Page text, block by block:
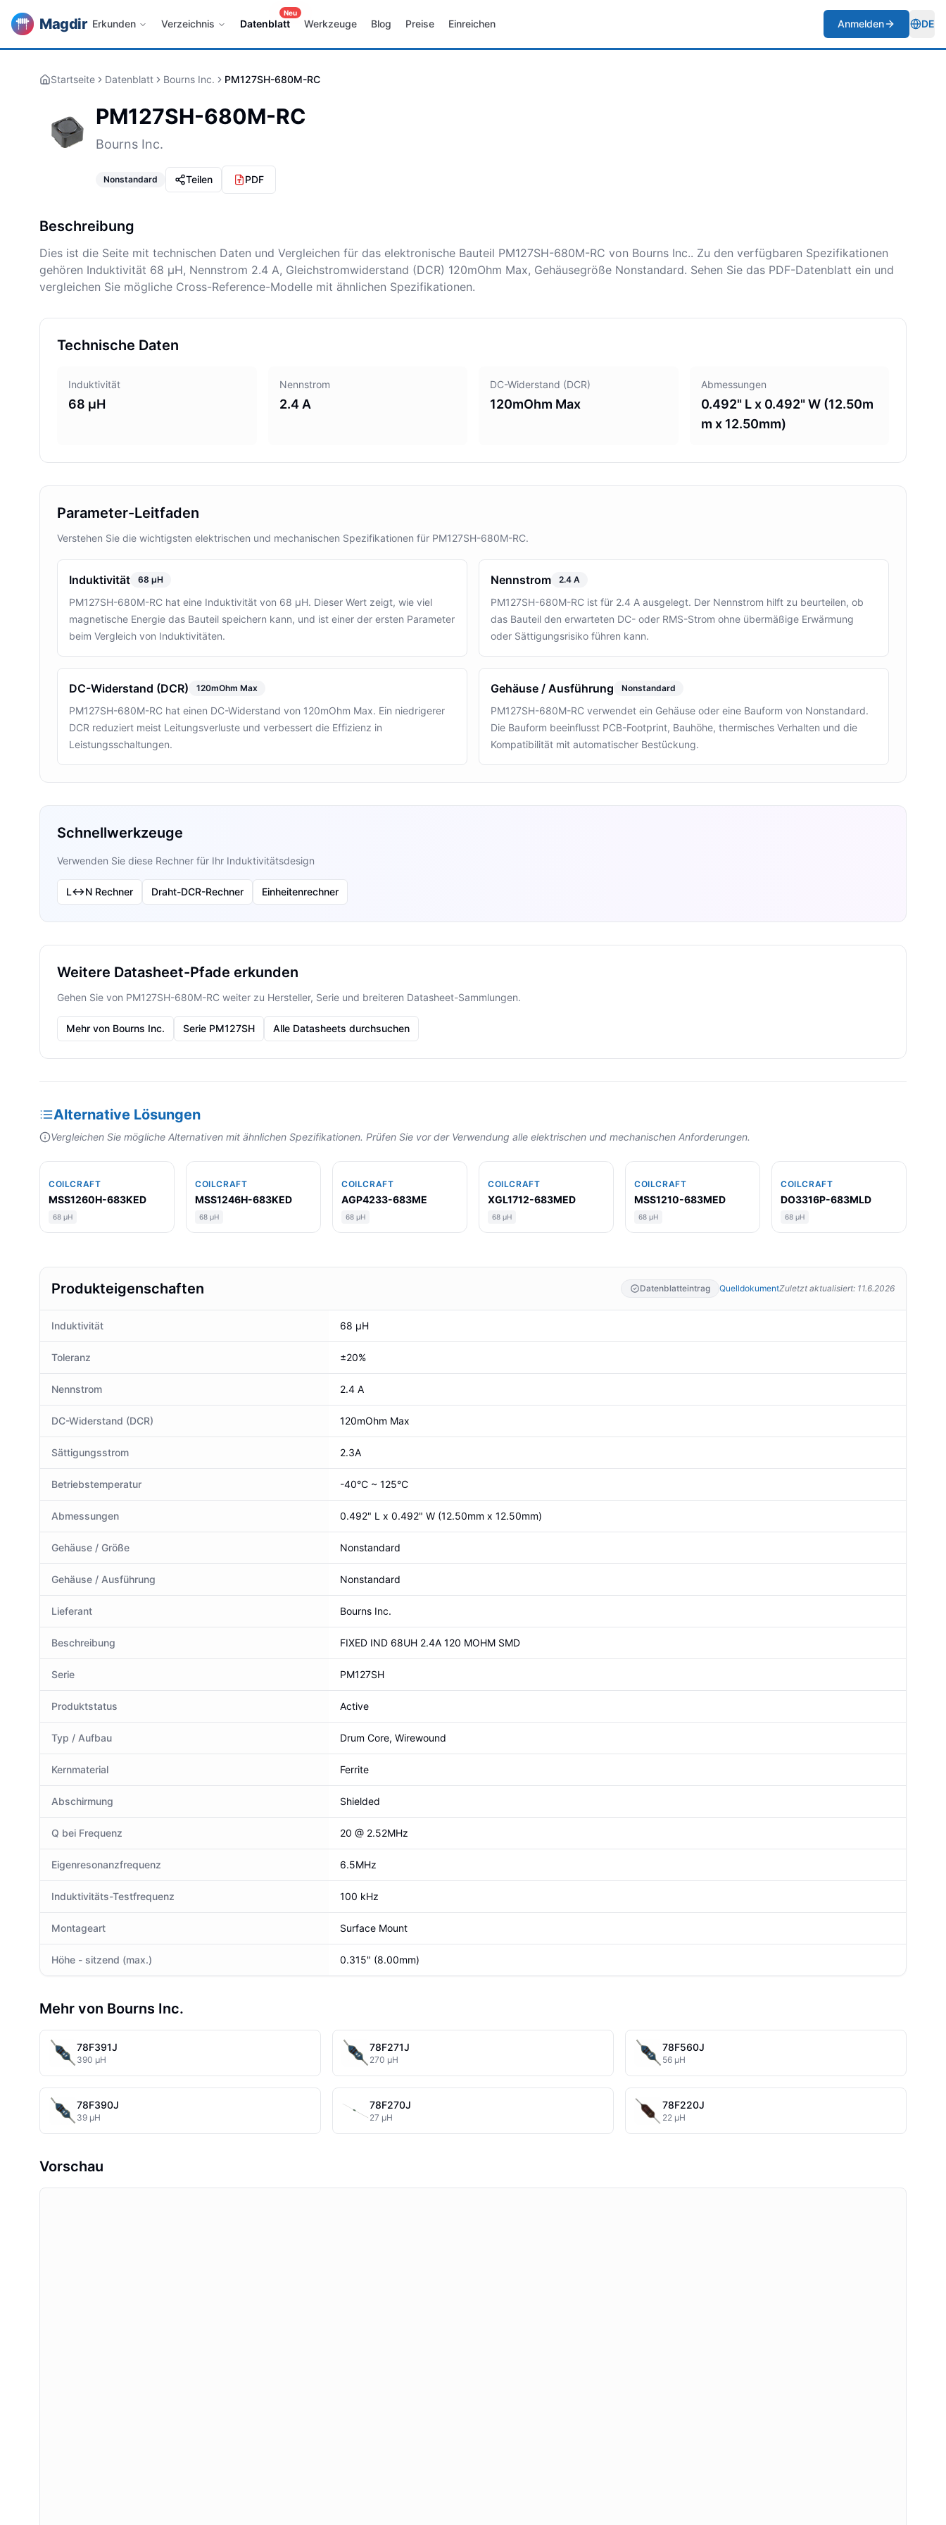
Magdir Erkunden Verzeichnis Datenblatt
Neu
Werkzeuge Blog Preise Einreichen Anmelden DE
Startseite Datenblatt Bourns Inc. PM127SH-680M-RC
PM127SH-680M-RC
Bourns Inc.
Nonstandard Teilen PDF
Beschreibung
Dies ist die Seite mit technischen Daten und Vergleichen für das elektronische Bauteil PM127SH-680M-RC von Bourns Inc.. Zu den verfügbaren Spezifikationen
gehören Induktivität 68 µH, Nennstrom 2.4 A, Gleichstromwiderstand (DCR) 120mOhm Max, Gehäusegröße Nonstandard. Sehen Sie das PDF-Datenblatt ein und
vergleichen Sie mögliche Cross-Reference-Modelle mit ähnlichen Spezifikationen.
Technische Daten
Induktivität
68 µH
Nennstrom
2.4 A
DC-Widerstand (DCR)
120mOhm Max
Abmessungen
0.492" L x 0.492" W (12.50m
m x 12.50mm)
Parameter-Leitfaden
Verstehen Sie die wichtigsten elektrischen und mechanischen Spezifikationen für PM127SH-680M-RC.
Induktivität 68 µH
PM127SH-680M-RC hat eine Induktivität von 68 µH. Dieser Wert zeigt, wie viel
magnetische Energie das Bauteil speichern kann, und ist einer der ersten Parameter
beim Vergleich von Induktivitäten.
Nennstrom 2.4 A
PM127SH-680M-RC ist für 2.4 A ausgelegt. Der Nennstrom hilft zu beurteilen, ob
das Bauteil den erwarteten DC- oder RMS-Strom ohne übermäßige Erwärmung
oder Sättigungsrisiko führen kann.
DC-Widerstand (DCR) 120mOhm Max
PM127SH-680M-RC hat einen DC-Widerstand von 120mOhm Max. Ein niedrigerer
DCR reduziert meist Leitungsverluste und verbessert die Effizienz in
Leistungsschaltungen.
Gehäuse / Ausführung Nonstandard
PM127SH-680M-RC verwendet ein Gehäuse oder eine Bauform von Nonstandard.
Die Bauform beeinflusst PCB-Footprint, Bauhöhe, thermisches Verhalten und die
Kompatibilität mit automatischer Bestückung.
Schnellwerkzeuge
Verwenden Sie diese Rechner für Ihr Induktivitätsdesign
L↔N Rechner Draht-DCR-Rechner Einheitenrechner
Weitere Datasheet-Pfade erkunden
Gehen Sie von PM127SH-680M-RC weiter zu Hersteller, Serie und breiteren Datasheet-Sammlungen.
Mehr von Bourns Inc. Serie PM127SH Alle Datasheets durchsuchen
Alternative Lösungen
Vergleichen Sie mögliche Alternativen mit ähnlichen Spezifikationen. Prüfen Sie vor der Verwendung alle elektrischen und mechanischen Anforderungen.
COILCRAFT
MSS1260H-683KED
68 µH
COILCRAFT
MSS1246H-683KED
68 µH
COILCRAFT
AGP4233-683ME
68 µH
COILCRAFT
XGL1712-683MED
68 µH
COILCRAFT
MSS1210-683MED
68 µH
COILCRAFT
DO3316P-683MLD
68 µH
Produkteigenschaften Datenblatteintrag QuelldokumentZuletzt aktualisiert: 11.6.2026
Induktivität 68 µH
Toleranz ±20%
Nennstrom 2.4 A
DC-Widerstand (DCR) 120mOhm Max
Sättigungsstrom 2.3A
Betriebstemperatur -40°C ~ 125°C
Abmessungen 0.492" L x 0.492" W (12.50mm x 12.50mm)
Gehäuse / Größe Nonstandard
Gehäuse / Ausführung Nonstandard
Lieferant Bourns Inc.
Beschreibung FIXED IND 68UH 2.4A 120 MOHM SMD
Serie PM127SH
Produktstatus Active
Typ / Aufbau Drum Core, Wirewound
Kernmaterial Ferrite
Abschirmung Shielded
Q bei Frequenz 20 @ 2.52MHz
Eigenresonanzfrequenz 6.5MHz
Induktivitäts-Testfrequenz 100 kHz
Montageart Surface Mount
Höhe - sitzend (max.) 0.315" (8.00mm)
Mehr von Bourns Inc.
78F391J
390 µH
78F271J
270 µH
78F560J
56 µH
78F390J
39 µH
78F270J
27 µH
78F220J
22 µH
Vorschau